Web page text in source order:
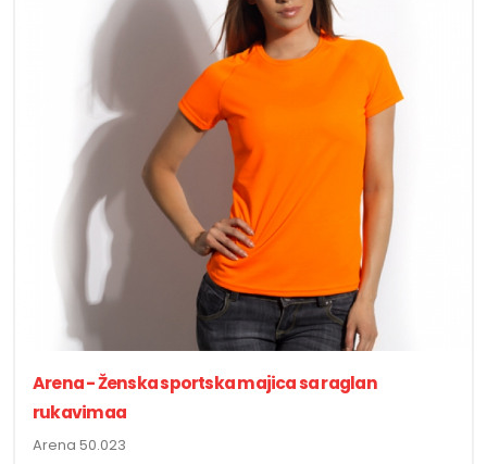
Arena - Ženska sportska majica sa raglan
rukavimaa
Arena 50.023